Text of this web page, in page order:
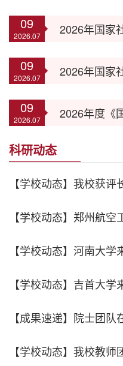
09
2026.07
09
2026.07
09
2026.07
科研动态